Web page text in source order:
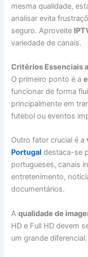
mesma qualidade,
analisar evita
seguro. Aproveite
variedade de canais.
Critérios Essenciais
O primeiro ponto é a
funcionar de forma
principalmente em
futebol ou eventos
Outro fator crucial é a
Portugal destaca-se
portugueses, canais
entretenimento,
documentários.
Aqualidade de
HD e Full HD devem
um grande diferencial.